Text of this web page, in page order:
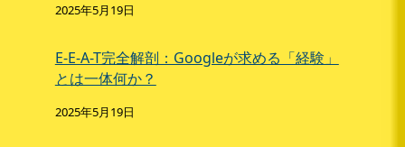
2025年5月19日
E-E-A-T完全解剖：Googleが求める「経験」
とは一体何か？
2025年5月19日